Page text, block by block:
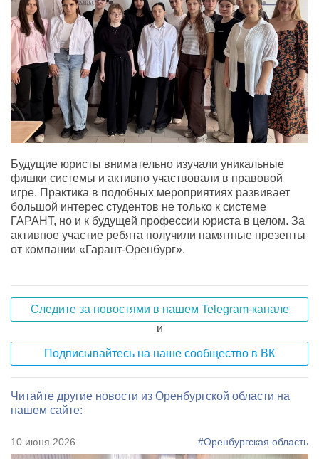
Будущие юристы внимательно изучали уникальные
фишки системы и активно участвовали в правовой
игре. Практика в подобных мероприятиях развивает
большой интерес студентов не только к системе
ГАРАНТ, но и к будущей профессии юриста в целом. За
активное участие ребята получили памятные презенты
от компании «Гарант-Оренбург».
Следите за новостями в нашем Telegram-канале
и
Подписывайтесь на наше сообщество в ВК
Читайте другие новости из Оренбургской области на
нашем сайте:
10 июня 2026 #Оренбургская область